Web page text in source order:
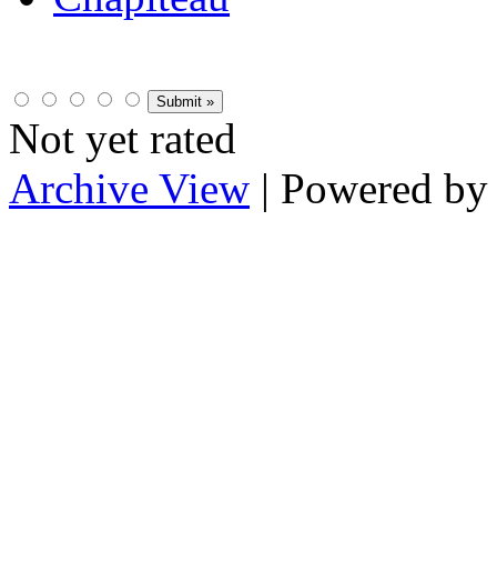
Not yet rated
Archive View | Powered